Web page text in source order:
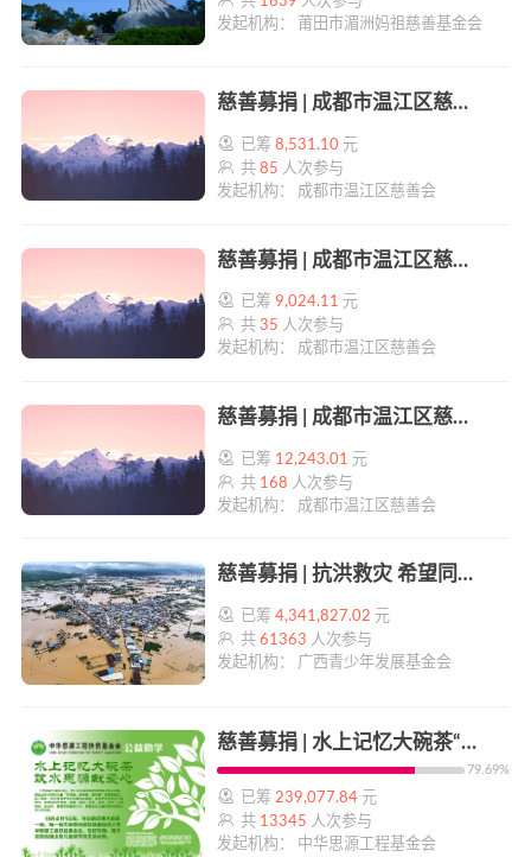
发起机构： 莆田市湄洲妈祖慈善基金会
慈善募捐 | 成都市温江区慈善会万春镇光芒慈善基金 | 帮帮公益
已筹8,531.10 元
共85 人次参与
发起机构： 成都市温江区慈善会
慈善募捐 | 成都市温江区慈善会柳城街道光芒慈善基金 | 帮帮公益
已筹9,024.11 元
共35 人次参与
发起机构： 成都市温江区慈善会
慈善募捐 | 成都市温江区慈善会寿安光芒慈善基金 | 帮帮公益
已筹 12,243.01 元
共 168 人次参与
发起机构： 成都市温江区慈善会
慈善募捐 | 抗洪救灾 希望同行 | 帮帮公益
已筹4,341,827.02 元
共61363 人次参与
发起机构： 广西青少年发展基金会
慈善募捐 | 水上记忆大碗茶“慈善助学项目” | 帮帮公益
79.69%
已筹239,077.84 元
共 13345 人次参与
发起机构： 中华思源工程基金会